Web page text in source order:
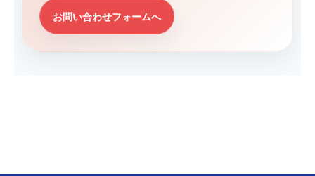
お問い合わせフォームへ